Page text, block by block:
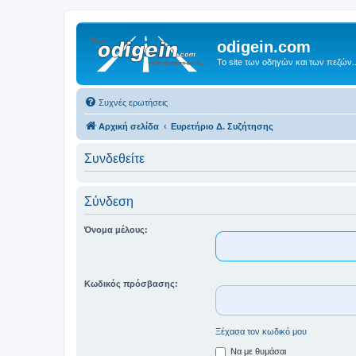
odigein.com
Το site των οδηγών και των
Συχνές ερωτήσεις
Αρχική σελίδα Ευρετήριο Δ. Συζήτησης
Συνδεθείτε
Σύνδεση
Όνομα μέλους:
Κωδικός πρόσβασης:
Ξέχασα τον κωδικό μου
Να με θυμάσαι